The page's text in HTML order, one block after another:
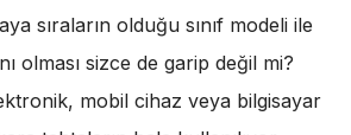
sıraların olduğu sınıf modeli ile
olması sizce de garip değil mi?
mobil cihaz veya bilgisayar